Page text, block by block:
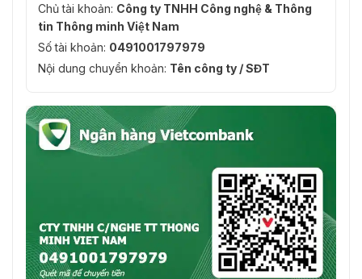
Chủ tài khoản: Công ty TNHH Công nghệ & Thông
tin Thông minh Việt Nam
Số tài khoản: 0491001797979
Nội dung chuyển khoản: Tên công ty / SĐT